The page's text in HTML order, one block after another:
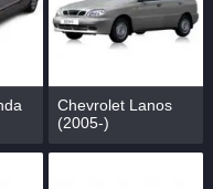
Chevrolet Lanos
(2005-)